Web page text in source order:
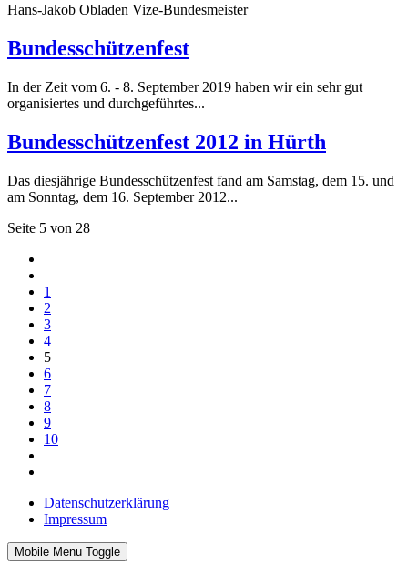
Hans-Jakob Obladen Vize-Bundesmeister
Bundesschützenfest
In der Zeit vom 6. - 8. September 2019 haben wir ein sehr gut
organisiertes und durchgeführtes...
Bundesschützenfest 2012 in Hürth
Das diesjährige Bundesschützenfest fand am Samstag, dem 15. und
am Sonntag, dem 16. September 2012...
Seite 5 von 28
1
2
3
4
5
6
7
8
9
10
Datenschutzerklärung
Impressum
Mobile Menu Toggle